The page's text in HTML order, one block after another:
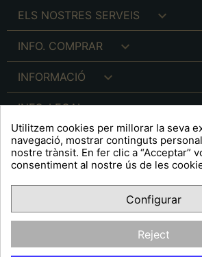
ELS NOSTRES SERVEIS 
INFO. COMPRAR 
INFORMACIÓ 
INFO. LEGAL 
A R T S F I T É
OPINIONS CLIENTS
Utilitzem cookies per millorar la seva
navegació, mostrar continguts
nostre trànsit. En fer clic a “Acceptar”
consentiment al nostre ús de les
Configurar
Reject